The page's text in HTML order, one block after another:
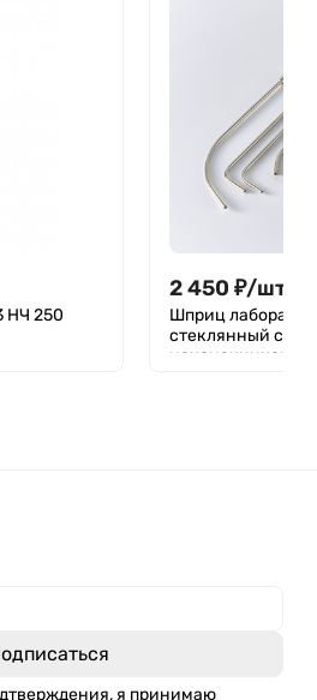
НЧ 250
2 450 ₽/шт.
Шприц
стеклянный со
наконечниками
я принимаю